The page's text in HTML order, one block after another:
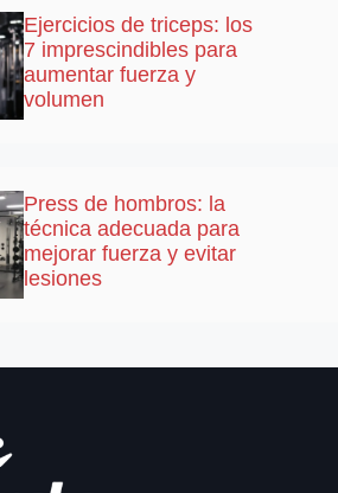
Ejercicios de triceps: los
7 imprescindibles para
aumentar fuerza y
volumen
Press de hombros: la
técnica adecuada para
mejorar fuerza y evitar
lesiones